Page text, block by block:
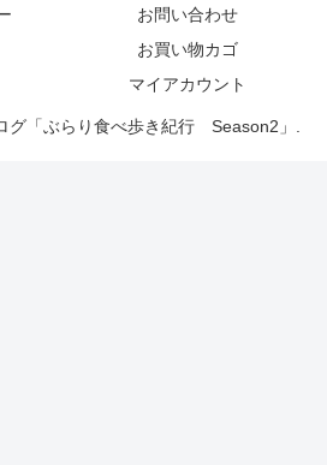
お問い合わせ
お買い物カゴ
マイアカウント
グ「ぶらり食べ歩き紀行 Season2」.